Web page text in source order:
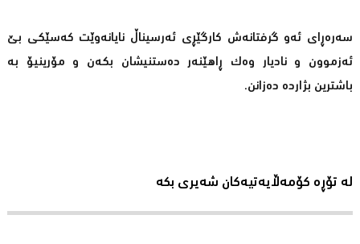
سەرەڕای ئەو گرفتانەش کارگێڕی ئەرسیناڵ نایانەوێت کەسێکی بێ
ئەزموون و نادیار وەک ڕاهێنەر دەستنیشان بکەن و مۆرینیۆ بە
باشترین بژاردە دەزانن.
لە تۆڕە کۆمەڵایەتیەکان شەیری بکە